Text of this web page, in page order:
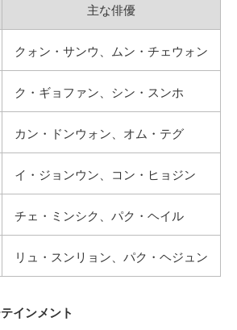
主な俳優
クォン・サンウ、ムン・チェウォン
ク・ギョファン、シン・スンホ
カン・ドンウォン、オム・テグ
イ・ジョンウン、コン・ヒョジン
チェ・ミンシク、パク・ヘイル
リュ・スンリョン、パク・ヘジュン
インメント